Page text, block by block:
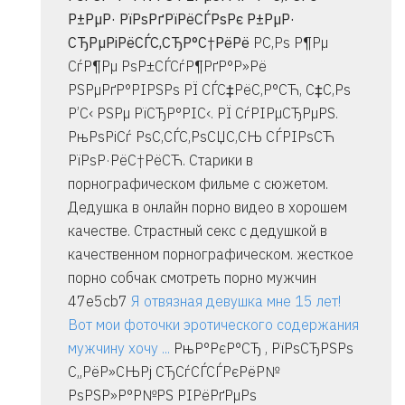
Р±РµР· РїРѕРґРїРёСЃРѕРє Р±РµР·
СЂРµРіРёСЃС‚СЂР°С†РёРё Р­С‚Рѕ Р¶Рµ
СѓР¶Рµ РѕР±СЃСѓР¶РґР°Р»Рё
РЅРµРґР°РІРЅРѕ РЇ СЃС‡РёС‚Р°СЋ, С‡С‚Рѕ
Р’С‹ РЅРµ РїСЂР°РІС‹. РЇ СѓРІРµСЂРµРЅ.
РњРѕРіСѓ РѕС‚СЃС‚РѕСЏС‚СЊ СЃРІРѕСЋ
РїРѕР·РёС†РёСЋ. Старики в
порнографическом фильме с сюжетом.
Дедушка в онлайн порно видео в хорошем
качестве. Страстный секс с дедушкой в
качественном порнографическом. жесткое
порно собчак смотреть порно мужчин
47e5cb7 Я отвязная девушка мне 15 лет!
Вот мои фоточки эротического содержания
мужчину хочу ... РњР°РєР°СЂ , РїРѕСЂРЅРѕ
С„РёР»СЊРј СЂСѓСЃСЃРєРёР№
РѕРЅР»Р°Р№РЅ РІРёРґРµРѕ